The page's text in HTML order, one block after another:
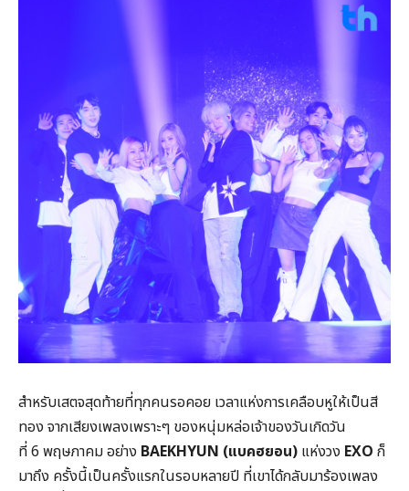
สำหรับเสตจสุดท้ายที่ทุกคนรอคอย เวลาแห่งการเคลือบหูให้เป็นสี
ทอง จากเสียงเพลงเพราะๆ ของหนุ่มหล่อเจ้าของวันเกิดวัน
ที่ 6 พฤษภาคม อย่าง BAEKHYUN (แบคฮยอน) แห่งวง EXO ก็
มาถึง ครั้งนี้เป็นครั้งแรกในรอบหลายปี ที่เขาได้กลับมาร้องเพลง